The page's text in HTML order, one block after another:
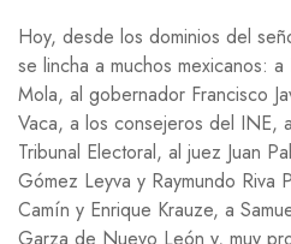
Hoy, desde los dominios del
se lincha a muchos mexicanos:
Mola, al gobernador Francisco
Vaca, a los consejeros del INE,
Tribunal Electoral, al juez Juan
Gómez Leyva y Raymundo Riva
Camín y Enrique Krauze, a